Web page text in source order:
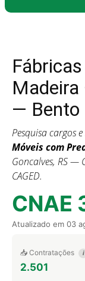
— Bento
Pesquisa cargos
Móveis com
Goncalves, RS —
CAGED.
CNAE
Atualizado em 03
📥 Contratações i
2.501